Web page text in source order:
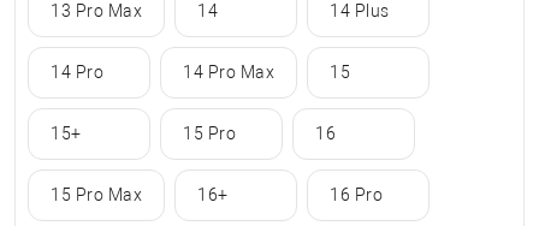
13 Pro Max 14 14 Plus
14 Pro 14 Pro Max 15
15+ 15 Pro 16
15 Pro Max 16+ 16 Pro